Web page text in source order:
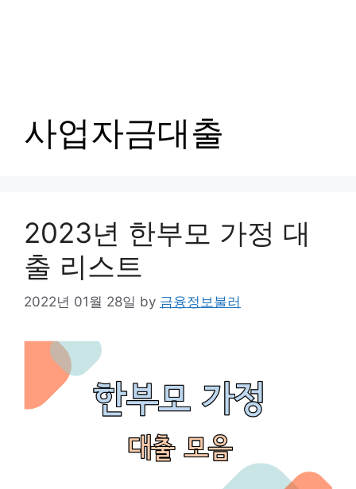
사업자금대출
2023년 한부모 가정 대
출 리스트
2022년 01월 28일 by 금융정보불러